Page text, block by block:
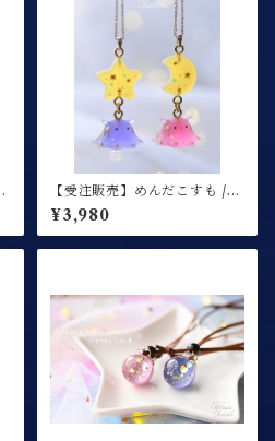
【受注販売】めんだこすも /
ネックレス
¥3,980